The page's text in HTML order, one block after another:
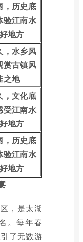
，历史底
验江南水
地方
，水乡风
赏古镇风
之地
，文化底
受江南水
地方
，历史底
验江南水
地方
，是太湖
。每年春
了无数游